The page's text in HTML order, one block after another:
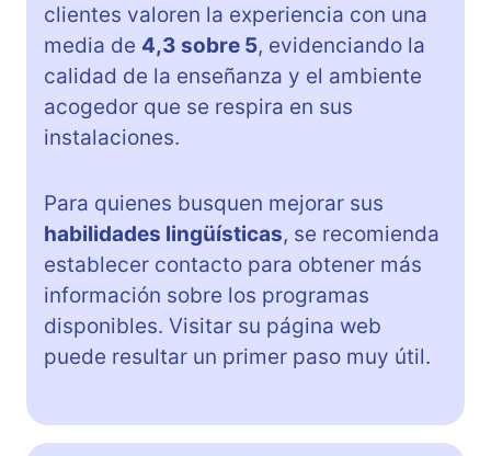
clientes valoren la experiencia con una
media de 4,3 sobre 5, evidenciando la
calidad de la enseñanza y el ambiente
acogedor que se respira en sus
instalaciones.
Para quienes busquen mejorar sus
habilidades lingüísticas, se recomienda
establecer contacto para obtener más
información sobre los programas
disponibles. Visitar su página web
puede resultar un primer paso muy útil.